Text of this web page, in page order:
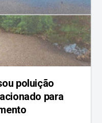
poluição
para